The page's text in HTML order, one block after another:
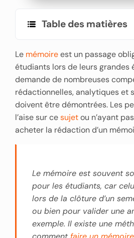
Table des matières
Le mémoireest un passage
étudiants lors de leurs grandes
demande de nombreuses
rédactionnelles, analytiques et
doivent être démontrées. Les
l’aise sur cesujetou n’ayant
acheter la rédaction d’un
Le mémoire est souvent
pour les étudiants, car
lors de la clôture d’un
ou bien pour valider une
exemple. Il existe une